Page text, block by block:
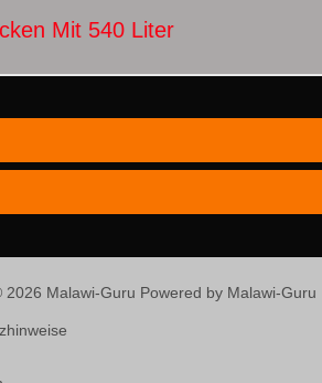
Mit 540 Liter
2026 Malawi-Guru Powered by Malawi-Guru